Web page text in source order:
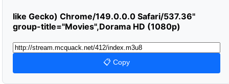
like Gecko) Chrome/149.0.0.0 Safari/537.36"
group-title="Movies",Dorama HD (1080p)
📋 Copy